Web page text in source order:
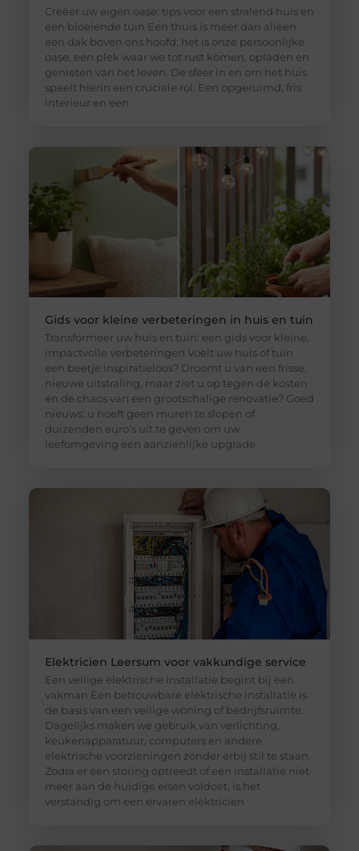
Creëer uw eigen oase: tips voor een stralend huis en
een bloeiende tuin Een thuis is meer dan alleen
een dak boven ons hoofd; het is onze persoonlijke
oase, een plek waar we tot rust komen, opladen en
genieten van het leven. De sfeer in en om het huis
speelt hierin een cruciale rol. Een opgeruimd, fris
interieur en een
Gids voor kleine verbeteringen in huis en tuin
Transformeer uw huis en tuin: een gids voor kleine,
impactvolle verbeteringen Voelt uw huis of tuin
een beetje inspiratieloos? Droomt u van een frisse,
nieuwe uitstraling, maar ziet u op tegen de kosten
en de chaos van een grootschalige renovatie? Goed
nieuws: u hoeft geen muren te slopen of
duizenden euro’s uit te geven om uw
leefomgeving een aanzienlijke upgrade
Elektricien Leersum voor vakkundige service
Een veilige elektrische installatie begint bij een
vakman Een betrouwbare elektrische installatie is
de basis van een veilige woning of bedrijfsruimte.
Dagelijks maken we gebruik van verlichting,
keukenapparatuur, computers en andere
elektrische voorzieningen zonder erbij stil te staan.
Zodra er een storing optreedt of een installatie niet
meer aan de huidige eisen voldoet, is het
verstandig om een ervaren elektricien